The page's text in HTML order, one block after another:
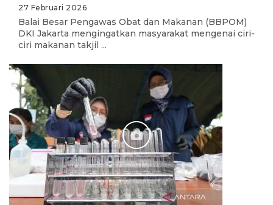
27 Februari 2026
Balai Besar Pengawas Obat dan Makanan (BBPOM)
DKI Jakarta mengingatkan masyarakat mengenai ciri-
ciri makanan takjil ...